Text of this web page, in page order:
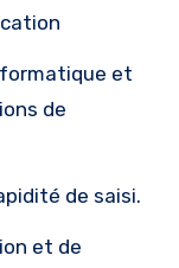
et
de
de saisi.
et de